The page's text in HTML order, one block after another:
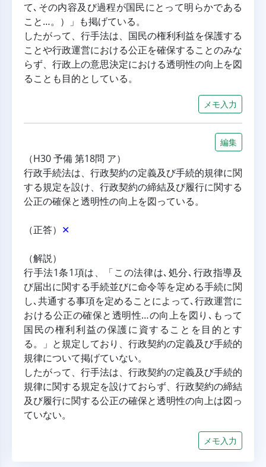
て､その内容及び過程が国民にとって明らかである
こと…。）」も掲げている。
したがって、行手法は、国民の権利利益を保護する
ことや行政運営における公正を確保することのみな
らず、行政上の意思決定における透明性の向上を図
ることも目的としている。
メモ入力
編集
（H30 予備 第18問 ア）
行政手続法は、行政契約の定義及び手続的規律に関
する規定を設け、行政契約の締結及び履行に関する
公正の確保と透明性の向上を図っている。
（正答） ✕
（解説）
行手法1条1項は、「この法律は､処分､行政指導及
び届出に関する手続並びに命令等を定める手続に関
し､共通する事項を定めることによって､行政運営に
おける公正の確保と透明性…の向上を図り､もって
国民の権利利益の保護に資することを目的とす
る。」と規定しており、行政契約の定義及び手続的
規律について掲げていない。
したがって、行手法は、行政契約の定義及び手続的
規律に関する規定を設けておらず、行政契約の締結
及び履行に関する公正の確保と透明性の向上は図っ
ていない。
メモ入力